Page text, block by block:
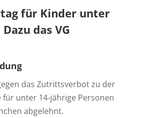
für Kinder unter
das VG
das Zutrittsverbot zu der
für unter 14-jährige Personen
abgelehnt.